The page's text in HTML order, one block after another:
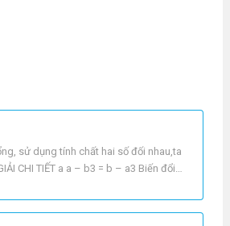
sử dụng tính chất hai số đối nhau,ta
CHI TIẾT a a – b3 = b – a3 Biến đổi